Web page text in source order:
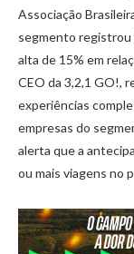
Associação
segmento registrou
alta de 15% em
CEO da 3,2,1 GO!,
experiências
empresas do
alerta que a
ou mais viagens no